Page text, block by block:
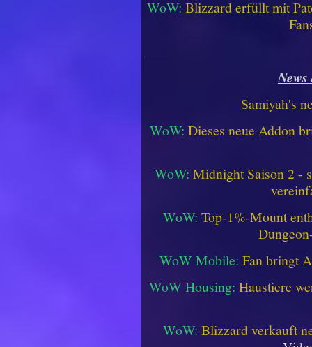
WoW: Blizzard erfüllt mit
Samiyah's
WoW: Dieses neue Addon
WoW: Midnight Saison 2 -
WoW: Top-1%-Mount
WoW Mobile: Fan bringt
WoW Housing: Haustiere
WoW: Blizzard verkauft